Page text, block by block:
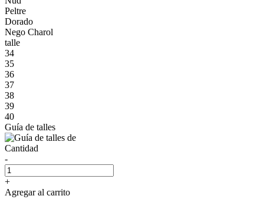
Peltre
Dorado
Nego Charol
talle
34
35
36
37
38
39
40
Guía de talles
Cantidad
-
+
Agregar al carrito